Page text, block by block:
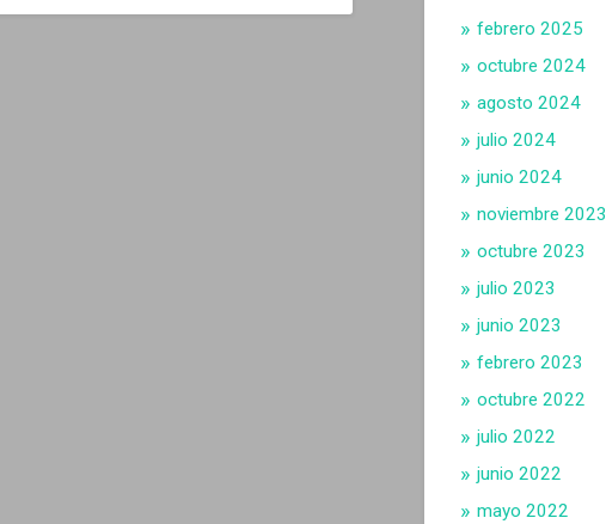
febrero 2025
octubre 2024
agosto 2024
julio 2024
junio 2024
noviembre 2023
octubre 2023
julio 2023
junio 2023
febrero 2023
octubre 2022
julio 2022
junio 2022
mayo 2022